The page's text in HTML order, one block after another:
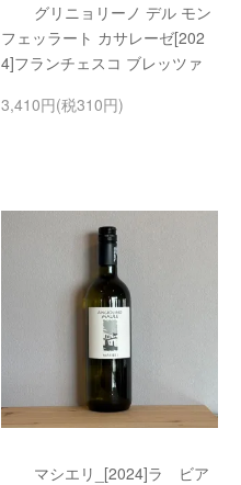
グリニョリーノ デル モン
フェッラート カサレーゼ[202
4]フランチェスコ ブレッツァ
3,410円(税310円)
マシエリ_[2024]ラ ビア